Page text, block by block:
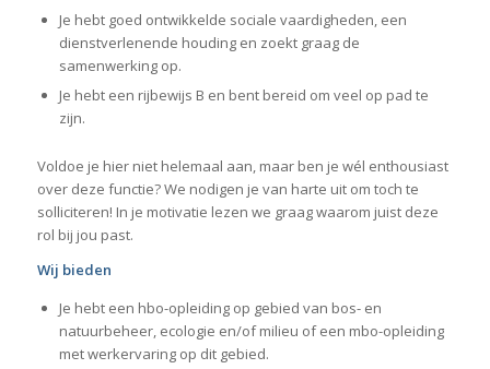
Je hebt goed ontwikkelde sociale vaardigheden, een
dienstverlenende houding en zoekt graag de
samenwerking op.
Je hebt een rijbewijs B en bent bereid om veel op pad te
zijn.
Voldoe je hier niet helemaal aan, maar ben je wél enthousiast
over deze functie? We nodigen je van harte uit om toch te
solliciteren! In je motivatie lezen we graag waarom juist deze
rol bij jou past.
Wij bieden
Je hebt een hbo-opleiding op gebied van bos- en
natuurbeheer, ecologie en/of milieu of een mbo-opleiding
met werkervaring op dit gebied.